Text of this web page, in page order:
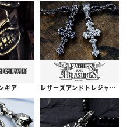
ギア レザーズアンドトレジャーズ